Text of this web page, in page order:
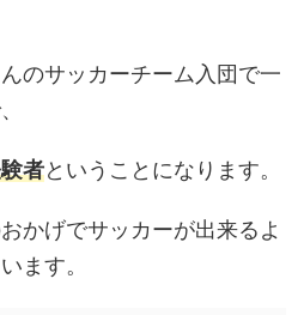
のサッカーチーム入団で一
者ということになります。
かげでサッカーが出来るよ
ます。